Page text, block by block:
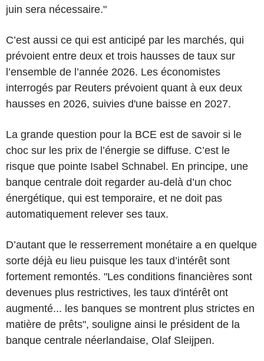
juin sera nécessaire."
C’est aussi ce qui est anticipé par les marchés, qui
prévoient entre deux et trois hausses de taux sur
l’ensemble de l’année 2026. Les économistes
interrogés par Reuters prévoient quant à eux deux
hausses en 2026, suivies d'une baisse en 2027.
La grande question pour la BCE est de savoir si le
choc sur les prix de l’énergie se diffuse. C’est le
risque que pointe Isabel Schnabel. En principe, une
banque centrale doit regarder au-delà d’un choc
énergétique, qui est temporaire, et ne doit pas
automatiquement relever ses taux.
D’autant que le resserrement monétaire a en quelque
sorte déjà eu lieu puisque les taux d’intérêt sont
fortement remontés. "Les conditions financières sont
devenues plus restrictives, les taux d'intérêt ont
augmenté... les banques se montrent plus strictes en
matière de prêts", souligne ainsi le président de la
banque centrale néerlandaise, Olaf Sleijpen.